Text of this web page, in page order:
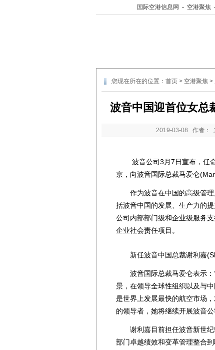
国际空港信息网 - 空港聚焦
您现在所在的位置： 首页 > 空港聚焦 >
波音中国迎首位女总
2019-03-08 作者：
波音公司3月7日宣布，任命
京，向波音国际总裁马爱仑
作为波音在中国的高级管理
括波音中国的发展、生产力的
公司内部部门级和企业级服务
企业社会责任项目。
新任波音中国总裁谢利嘉
波音国际总裁马爱仑表示：“
景，在领导全球性组织以及与
是世界上发展最快的航空市场
的领导者，她将继续开展波音
谢利嘉目前担任波音新世纪
部门卓越绩效和变革管理整合